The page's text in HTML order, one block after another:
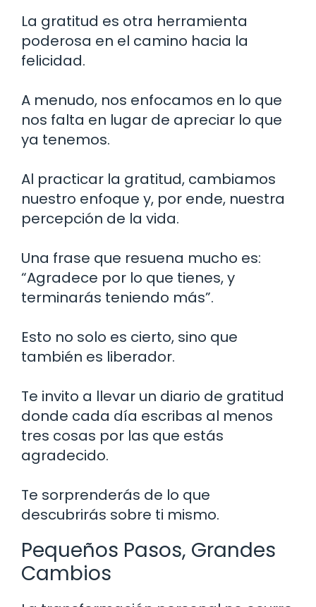
La gratitud es otra herramienta
poderosa en el camino hacia la
felicidad.
A menudo, nos enfocamos en lo que
nos falta en lugar de apreciar lo que
ya tenemos.
Al practicar la gratitud, cambiamos
nuestro enfoque y, por ende, nuestra
percepción de la vida.
Una frase que resuena mucho es:
“Agradece por lo que tienes, y
terminarás teniendo más”.
Esto no solo es cierto, sino que
también es liberador.
Te invito a llevar un diario de gratitud
donde cada día escribas al menos
tres cosas por las que estás
agradecido.
Te sorprenderás de lo que
descubrirás sobre ti mismo.
Pequeños Pasos, Grandes
Cambios